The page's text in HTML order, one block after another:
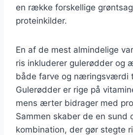
en række forskellige
proteinkilder.
En af de mest almindelige
ris inkluderer gulerødder og
både farve og næringsværdi
Gulerødder er rige på
mens ærter bidrager med
Sammen skaber de en sund
kombination, der gør stegte